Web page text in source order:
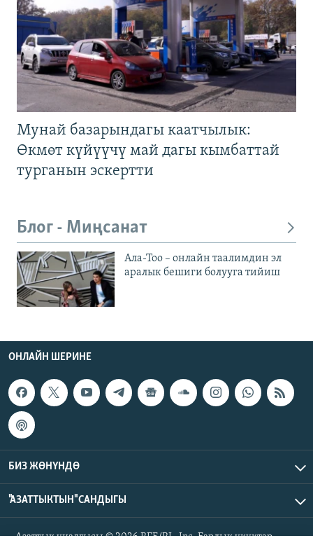
Мунай базарындагы каатчылык:
Өкмөт күйүүчү май дагы кымбаттай
турганын эскертти
Блог - Миңсанат
Ала-Тоо – онлайн таалимдин эл
аралык бешиги болууга тийиш
ОНЛАЙН ШЕРИНЕ
БИЗ ЖӨНҮНДӨ
"АЗАТТЫКТЫН" САНДЫГЫ